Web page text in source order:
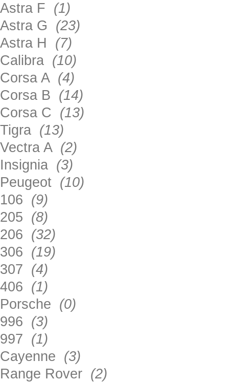
Astra F (1)
Astra G (23)
Astra H (7)
Calibra (10)
Corsa A (4)
Corsa B (14)
Corsa C (13)
Tigra (13)
Vectra A (2)
Insignia (3)
Peugeot (10)
106 (9)
205 (8)
206 (32)
306 (19)
307 (4)
406 (1)
Porsche (0)
996 (3)
997 (1)
Cayenne (3)
Range Rover (2)